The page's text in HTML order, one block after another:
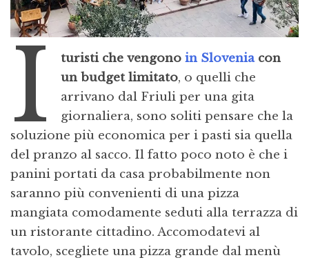
I turisti che vengonoin Slovenia con
un budget limitato, o quelli che
arrivano dal Friuli per una gita
giornaliera, sono soliti pensare che la
soluzione più economica per i pasti sia quella
del pranzo al sacco. Il fatto poco noto è che i
panini portati da casa probabilmente non
saranno più convenienti di una pizza
mangiata comodamente seduti alla terrazza di
un ristorante cittadino. Accomodatevi al
tavolo, scegliete una pizza grande dal menù